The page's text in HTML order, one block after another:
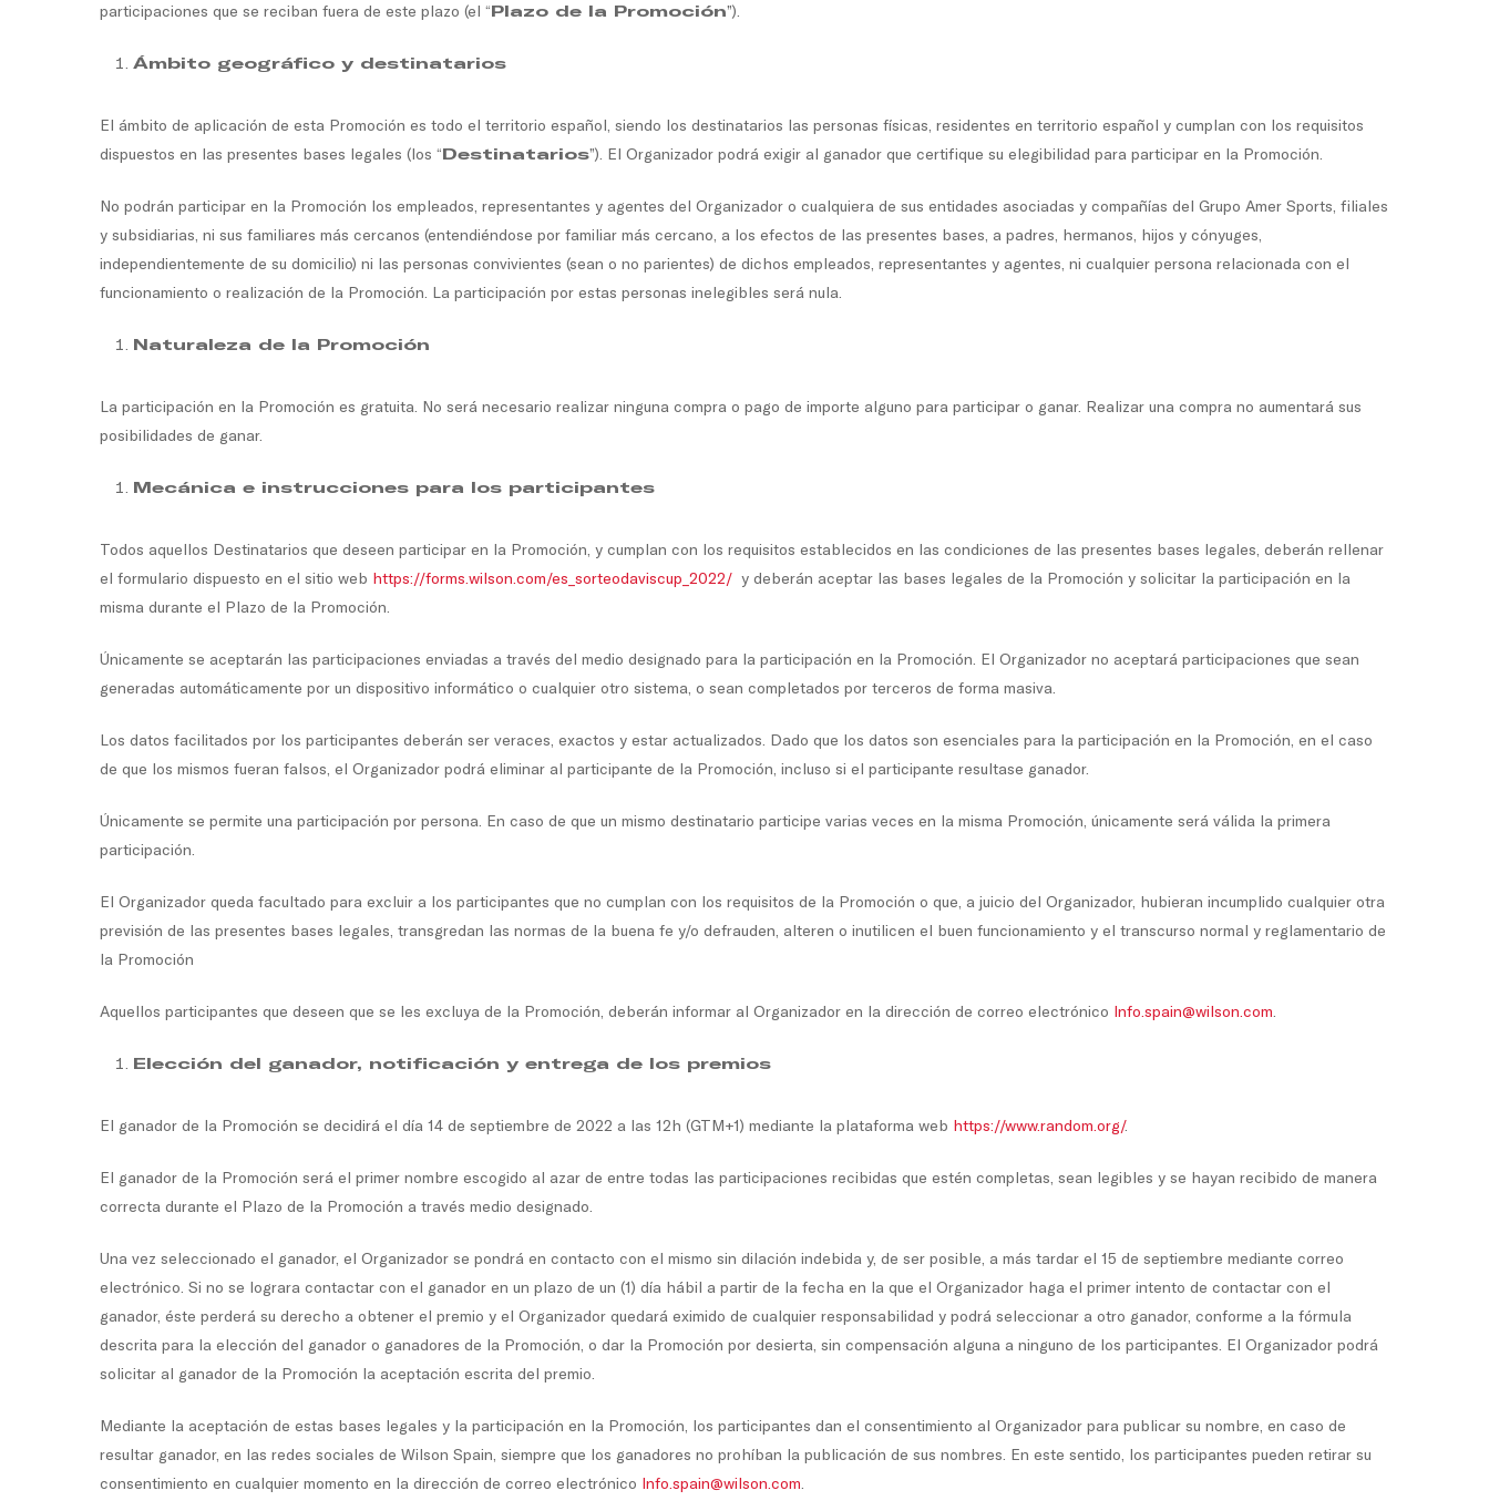
participaciones que se reciban fuera de este plazo (el “Plazo de la Promoción”).
Ámbito geográfico y destinatarios
El ámbito de aplicación de esta Promoción es todo el territorio español, siendo los destinatarios las personas físicas, residentes en territorio español y cumplan con los requisitos
dispuestos en las presentes bases legales (los “Destinatarios”). El Organizador podrá exigir al ganador que certifique su elegibilidad para participar en la Promoción.
No podrán participar en la Promoción los empleados, representantes y agentes del Organizador o cualquiera de sus entidades asociadas y compañías del Grupo Amer Sports, filiales
y subsidiarias, ni sus familiares más cercanos (entendiéndose por familiar más cercano, a los efectos de las presentes bases, a padres, hermanos, hijos y cónyuges,
independientemente de su domicilio) ni las personas convivientes (sean o no parientes) de dichos empleados, representantes y agentes, ni cualquier persona relacionada con el
funcionamiento o realización de la Promoción. La participación por estas personas inelegibles será nula.
Naturaleza de la Promoción
La participación en la Promoción es gratuita. No será necesario realizar ninguna compra o pago de importe alguno para participar o ganar. Realizar una compra no aumentará sus
posibilidades de ganar.
Mecánica e instrucciones para los participantes
Todos aquellos Destinatarios que deseen participar en la Promoción, y cumplan con los requisitos establecidos en las condiciones de las presentes bases legales, deberán rellenar
el formulario dispuesto en el sitio web https://forms.wilson.com/es_sorteodaviscup_2022/ y deberán aceptar las bases legales de la Promoción y solicitar la participación en la
misma durante el Plazo de la Promoción.
Únicamente se aceptarán las participaciones enviadas a través del medio designado para la participación en la Promoción. El Organizador no aceptará participaciones que sean
generadas automáticamente por un dispositivo informático o cualquier otro sistema, o sean completados por terceros de forma masiva.
Los datos facilitados por los participantes deberán ser veraces, exactos y estar actualizados. Dado que los datos son esenciales para la participación en la Promoción, en el caso
de que los mismos fueran falsos, el Organizador podrá eliminar al participante de la Promoción, incluso si el participante resultase ganador.
Únicamente se permite una participación por persona. En caso de que un mismo destinatario participe varias veces en la misma Promoción, únicamente será válida la primera
participación.
El Organizador queda facultado para excluir a los participantes que no cumplan con los requisitos de la Promoción o que, a juicio del Organizador, hubieran incumplido cualquier otra
previsión de las presentes bases legales, transgredan las normas de la buena fe y/o defrauden, alteren o inutilicen el buen funcionamiento y el transcurso normal y reglamentario de
la Promoción
Aquellos participantes que deseen que se les excluya de la Promoción, deberán informar al Organizador en la dirección de correo electrónico Info.spain@wilson.com.
Elección del ganador, notificación y entrega de los premios
El ganador de la Promoción se decidirá el día 14 de septiembre de 2022 a las 12h (GTM+1) mediante la plataforma web https://www.random.org/.
El ganador de la Promoción será el primer nombre escogido al azar de entre todas las participaciones recibidas que estén completas, sean legibles y se hayan recibido de manera
correcta durante el Plazo de la Promoción a través medio designado.
Una vez seleccionado el ganador, el Organizador se pondrá en contacto con el mismo sin dilación indebida y, de ser posible, a más tardar el 15 de septiembre mediante correo
electrónico. Si no se lograra contactar con el ganador en un plazo de un (1) día hábil a partir de la fecha en la que el Organizador haga el primer intento de contactar con el
ganador, éste perderá su derecho a obtener el premio y el Organizador quedará eximido de cualquier responsabilidad y podrá seleccionar a otro ganador, conforme a la fórmula
descrita para la elección del ganador o ganadores de la Promoción, o dar la Promoción por desierta, sin compensación alguna a ninguno de los participantes. El Organizador podrá
solicitar al ganador de la Promoción la aceptación escrita del premio.
Mediante la aceptación de estas bases legales y la participación en la Promoción, los participantes dan el consentimiento al Organizador para publicar su nombre, en caso de
resultar ganador, en las redes sociales de Wilson Spain, siempre que los ganadores no prohíban la publicación de sus nombres. En este sentido, los participantes pueden retirar su
consentimiento en cualquier momento en la dirección de correo electrónico Info.spain@wilson.com.